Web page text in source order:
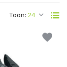
Toon: